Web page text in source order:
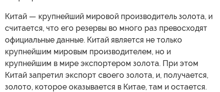
Китай — крупнейший мировой производитель золота, и
считается, что его резервы во много раз превосходят
официальные данные. Китай является не только
крупнейшим мировым производителем, но и
крупнейшим в мире экспортером золота. При этом
Китай запретил экспорт своего золота, и, получается,
золото, которое оказывается в Китае, там и остается.